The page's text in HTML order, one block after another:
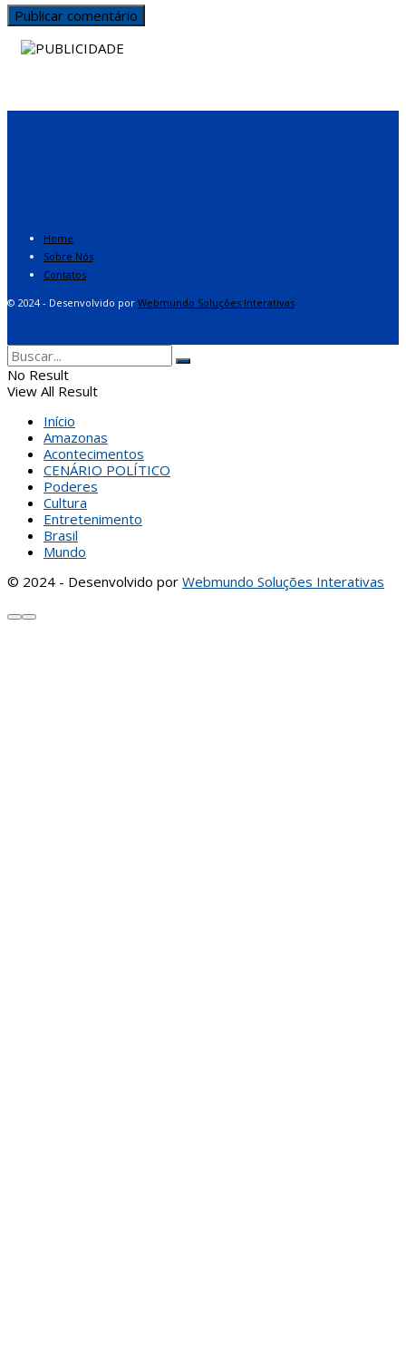
Home
Sobre Nós
Contatos
© 2024 - Desenvolvido por Webmundo Soluções Interativas
No Result
View All Result
Início
Amazonas
Acontecimentos
CENÁRIO POLÍTICO
Poderes
Cultura
Entretenimento
Brasil
Mundo
© 2024 - Desenvolvido por Webmundo Soluções Interativas